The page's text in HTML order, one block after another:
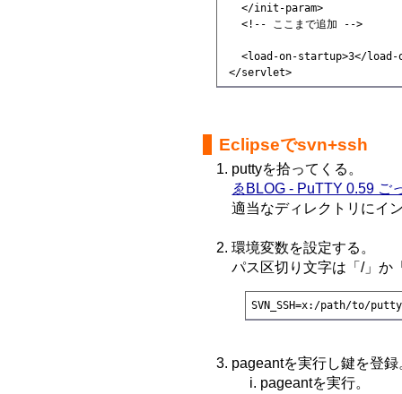
   </init-param>
   <!-- ここまで追加 -->
<load-on-startup>3</
</servlet>
Eclipseでsvn+ssh
puttyを拾ってくる。
ゑBLOG - PuTTY 0.59 ご
適当なディレクトリにイ
環境変数を設定する。
パス区切り文字は「/」か
SVN_SSH=x:/path/to/
pageantを実行し鍵を登録
pageantを実行。